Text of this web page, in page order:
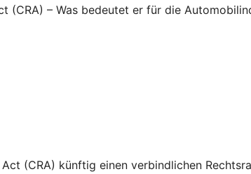
(CRA) – Was bedeutet er für die
(CRA) künftig einen verbindlichen